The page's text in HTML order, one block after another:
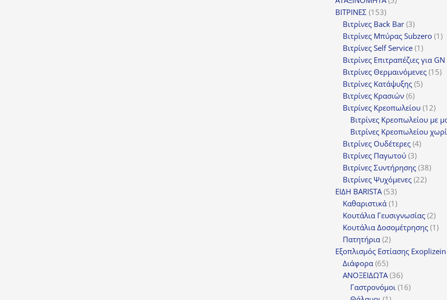
ΒΙΤΡΙΝΕΣ 153153
προϊόντα
Βιτρίνες Back Bar 33
προϊόντα
Βιτρίνες Mπύρας Subzero 11
Βιτρίνες Self Service 11
προϊόν
Βιτρίνες Επιτραπέζιες για GN
Βιτρίνες Θερμαινόμενες 1515
Βιτρίνες Κατάψυξης 55
Βιτρίνες Κρασιών 66
προϊόντα
Βιτρίνες Κρεοπωλείου 1212
Βιτρίνες Κρεοπωλείου με
Βιτρίνες Κρεοπωλείου
Βιτρίνες Ουδέτερες 44
Βιτρίνες Παγωτού 33
προϊόντα
Βιτρίνες Συντήρησης 3838
Βιτρίνες Ψυχόμενες 2222
ΕΙΔΗ BARISTA 5353
προϊόντα
Καθαριστικά 11
προϊόν
Κουτάλια Γευσιγνωσίας 22
Κουτάλια Δοσομέτρησης 11
Πατητήρια 22
προϊόντα
Εξοπλισμός Εστίασης Exoplizein
Διάφορα 6565
προϊόντα
ΑΝΟΞΕΙΔΩΤΑ 3636
προϊόντα
Γαστρονόμοι 1616